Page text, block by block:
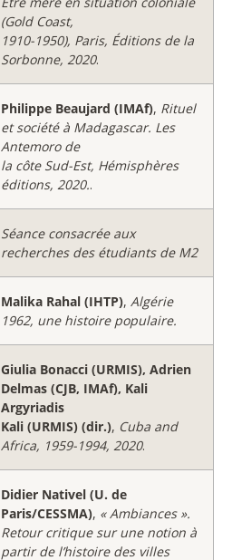
(Gold Coast,
1910-1950), Paris, Éditions de la
Sorbonne, 2020.
Philippe Beaujard (IMAf), Rituel
et société à Madagascar. Les
Antemoro de
la côte Sud-Est, Hémisphères
éditions, 2020..
Séance consacrée aux
recherches des étudiants de M2
Malika Rahal (IHTP), Algérie
1962, une histoire populaire.
Giulia Bonacci (URMIS), Adrien
Delmas (CJB, IMAf), Kali
Argyriadis
Kali (URMIS) (dir.), Cuba and
Africa, 1959-1994, 2020.
Didier Nativel (U. de
Paris/CESSMA), « Ambiances ».
Retour critique sur une notion à
partir de l’histoire des villes